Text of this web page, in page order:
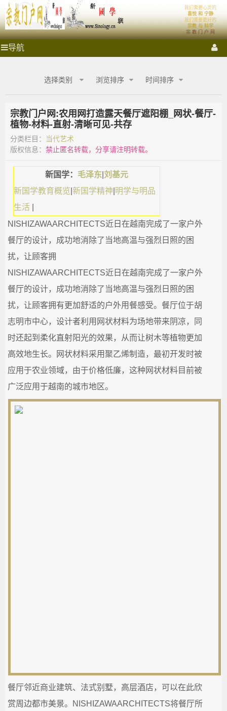
'); })();
我们需要心灵的
喜悦 和 宁静
我们需要更好的
宗教 与 科学
宗 教 门 户 网
导航
宗
_
教
商
城
_
教
合
国
学
宗
教
网
城
宗
教
融
合
新国学启蒙运动 理想社会 首页 祭拜圣地 宗教门户
选择类别 浏览排序 时间排序
宗教门户网:农用网打造露天餐厅遮阳棚_网状-餐厅-
植物-材料-直射-清晰可见-共存
分类栏目：
当代艺术
版权信息： 禁止匿名转载，分享请注明转载。
新国学： 毛泽东 刘基元
新国学教育概览 新国学精神 明学与明品
生活
NISHIZAWAARCHITECTS近日在越南完成了一家户外
餐厅的设计，成功地消除了当地高温与强烈日照的困
扰，让顾客拥
NISHIZAWAARCHITECTS近日在越南完成了一家户外
餐厅的设计，成功地消除了当地高温与强烈日照的困
扰，让顾客拥有更加舒适的户外用餐感受。餐厅位于胡
志明市中心，设计者利用网状材料为场地带来阴凉，同
时还起到柔化直射阳光的效果，从而让树木等植物更加
高效地生长。网状材料采用聚乙烯制造，最初开发时被
应用于农业领域，由于价格低廉，这种网状材料目前被
广泛应用于越南的城市地区。
餐厅邻近商业建筑、法式别墅，高层酒店，可以在此欣
赏周边都市美景。NISHIZAWAARCHITECTS将餐厅所